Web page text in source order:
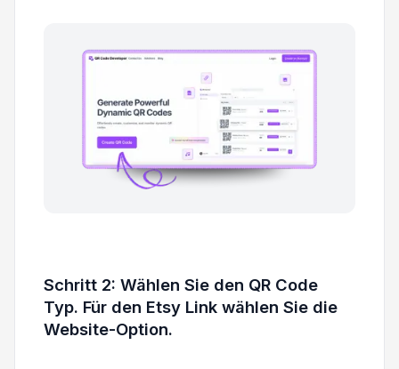
Schritt 2: Wählen Sie den QR Code
Typ. Für den Etsy Link wählen Sie die
Website-Option.